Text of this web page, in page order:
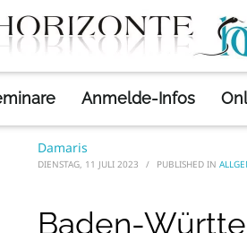
Anmelde-Infos
Allgemein »
BADEN-WÜRTTEMBERG
Damaris
DIENSTAG, 11 JULI 2023 / PUBLISHED IN
Baden-